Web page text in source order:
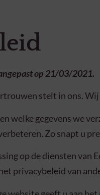
op 21/03/2021.
stelt in ons.
welke gegevens we
Zo snapt u
op de diensten van
privacybeleid van